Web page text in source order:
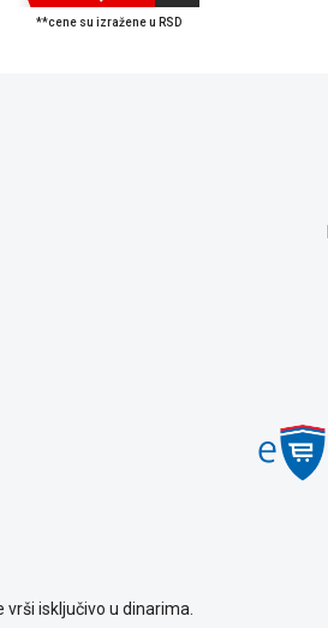
**cene su izražene u RSD
isključivo u dinarima.